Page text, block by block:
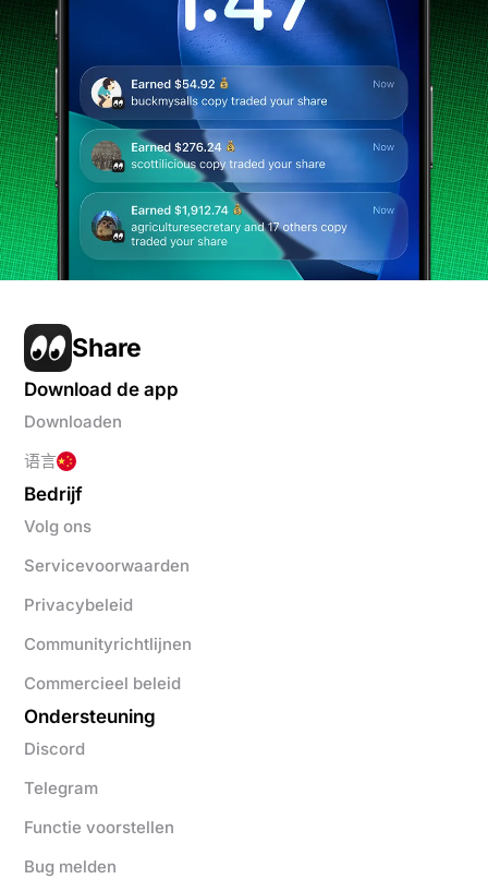
Share
Download de app
Downloaden
语言
Bedrijf
Volg ons
Servicevoorwaarden
Privacybeleid
Communityrichtlijnen
Commercieel beleid
Ondersteuning
Discord
Telegram
Functie voorstellen
Bug melden